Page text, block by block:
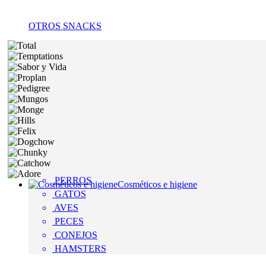
OTROS SNACKS
Cosméticos e higiene
PERROS
GATOS
AVES
PECES
CONEJOS
HAMSTERS